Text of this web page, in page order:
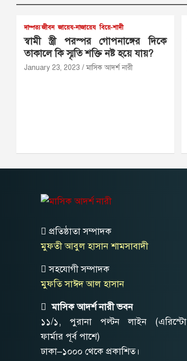
দাম্পত্য জীবন জায়েয-নাজায়েয বিয়ে-শাদী
স্বামী স্ত্রী পরস্পর গোপনাঙ্গের দিকে
তাকালে কি স্মৃতি শক্তি নষ্ট হয়ে যায়?
January 23, 2023 মাসিক আদর্শ নারী
প্রতিষ্ঠাতা সম্পাদক
মুফতী আবুল হাসান শামসাবাদী
সহযোগী সম্পাদক
মুফতি সাঈদ আল হাসান
মাসিক আদর্শ নারী ভবন
১১/১, পুরানা পল্টন লাইন (এরিস্টো
ফার্মার পূর্ব পাশে)
ঢাকা–১০০০ থেকে প্রকাশিত।